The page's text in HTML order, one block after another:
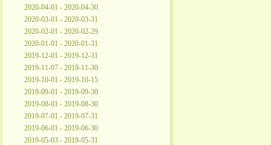
2020-04-01 - 2020-04-30
2020-03-01 - 2020-03-31
2020-02-01 - 2020-02-29
2020-01-01 - 2020-01-31
2019-12-01 - 2019-12-31
2019-11-07 - 2019-11-30
2019-10-01 - 2019-10-15
2019-09-01 - 2019-09-30
2019-08-01 - 2019-08-30
2019-07-01 - 2019-07-31
2019-06-01 - 2019-06-30
2019-05-03 - 2019-05-31